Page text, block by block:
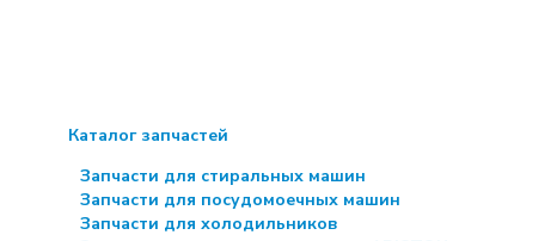
Каталог запчастей
Запчасти для стиральных машин
Запчасти для посудомоечных машин
Запчасти для холодильников